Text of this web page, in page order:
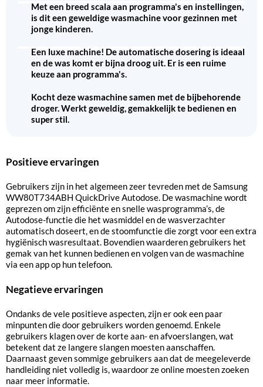
Met een breed scala aan programma's en instellingen,
is dit een geweldige wasmachine voor gezinnen met
jonge kinderen.
Een luxe machine! De automatische dosering is ideaal
en de was komt er bijna droog uit. Er is een ruime
keuze aan programma's.
Kocht deze wasmachine samen met de bijbehorende
droger. Werkt geweldig, gemakkelijk te bedienen en
super stil.
Positieve ervaringen
Gebruikers zijn in het algemeen zeer tevreden met de Samsung
WW80T734ABH QuickDrive Autodose. De wasmachine wordt
geprezen om zijn efficiënte en snelle wasprogramma’s, de
Autodose-functie die het wasmiddel en de wasverzachter
automatisch doseert, en de stoomfunctie die zorgt voor een extra
hygiënisch wasresultaat. Bovendien waarderen gebruikers het
gemak van het kunnen bedienen en volgen van de wasmachine
via een app op hun telefoon.
Negatieve ervaringen
Ondanks de vele positieve aspecten, zijn er ook een paar
minpunten die door gebruikers worden genoemd. Enkele
gebruikers klagen over de korte aan- en afvoerslangen, wat
betekent dat ze langere slangen moesten aanschaffen.
Daarnaast geven sommige gebruikers aan dat de meegeleverde
handleiding niet volledig is, waardoor ze online moesten zoeken
naar meer informatie.